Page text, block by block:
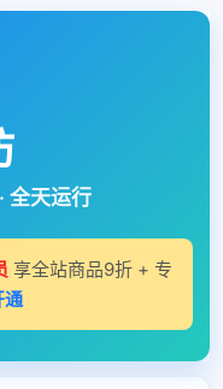
全天运行
享全站商品9折 + 专
通